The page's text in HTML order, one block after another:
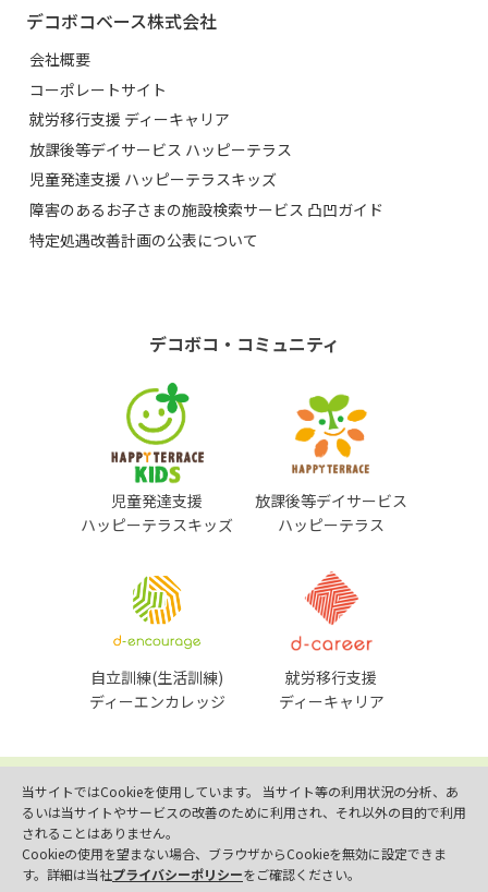
デコボコベース株式会社
会社概要
コーポレートサイト
就労移行支援 ディーキャリア
放課後等デイサービス ハッピーテラス
児童発達支援 ハッピーテラスキッズ
障害のあるお子さまの施設検索サービス 凸凹ガイド
特定処遇改善計画の公表について
デコボコ・コミュニティ
児童発達支援
ハッピーテラスキッズ
放課後等デイサービス
ハッピーテラス
自立訓練(生活訓練)
ディーエンカレッジ
就労移行支援
ディーキャリア
プライバシーポリシー
© DECOBOCO BASE Co.,Ltd.
This site is protected by reCAPTCHA
and the GooglePrivacy Policy
andTerms of Serviceapply.
当サイトではCookieを使用しています。 当サイト等の利用状況の分析、あ
るいは当サイトやサービスの改善のために利用され、それ以外の目的で利用
されることはありません。
Cookieの使用を望まない場合、ブラウザからCookieを無効に設定できま
す。詳細は当社プライバシーポリシーをご確認ください。